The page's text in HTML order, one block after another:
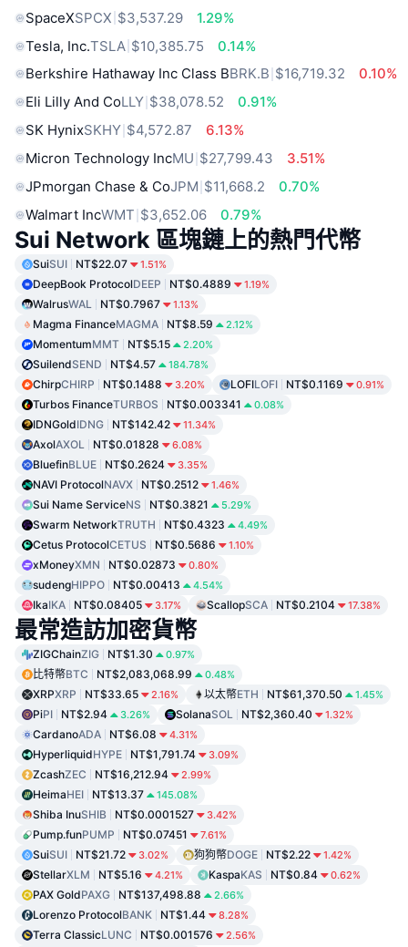
SpaceXSPCX $3,537.29
1.29%
Tesla, Inc.TSLA $10,385.75
0.14%
Berkshire Hathaway Inc Class BBRK.B $16,719.32
0.10%
Eli Lilly And CoLLY $38,078.52
0.91%
SK HynixSKHY $4,572.87
6.13%
Micron Technology IncMU $27,799.43
3.51%
JPmorgan Chase & CoJPM $11,668.2
0.70%
Walmart IncWMT $3,652.06 0.79%
Sui Network 區塊鏈上的熱門代幣
SuiSUI NT$22.07 1.51%
DeepBook ProtocolDEEP NT$0.4889 1.19%
WalrusWAL NT$0.7967 1.13%
Magma FinanceMAGMA NT$8.59 2.12%
MomentumMMT NT$5.15 2.20%
SuilendSEND NT$4.57 184.78%
ChirpCHIRP NT$0.1488 3.20% LOFILOFI NT$0.1169 0.91%
Turbos FinanceTURBOS NT$0.003341 0.08%
IDNGoldIDNG NT$142.42 11.34%
AxolAXOL NT$0.01828 6.08%
BluefinBLUE NT$0.2624 3.35%
NAVI ProtocolNAVX NT$0.2512 1.46%
Sui Name ServiceNS NT$0.3821 5.29%
Swarm NetworkTRUTH NT$0.4323 4.49%
Cetus ProtocolCETUS NT$0.5686 1.10%
xMoneyXMN NT$0.02873 0.80%
sudengHIPPO NT$0.00413 4.54%
IkaIKA NT$0.08405 3.17% ScallopSCA NT$0.2104 17.38%
最常造訪加密貨幣
ZIGChainZIG NT$1.30 0.97%
比特幣BTC NT$2,083,068.99 0.48%
XRPXRP NT$33.65 2.16% 以太幣ETH NT$61,370.50 1.45%
PiPI NT$2.94 3.26% SolanaSOL NT$2,360.40 1.32%
CardanoADA NT$6.08 4.31%
HyperliquidHYPE NT$1,791.74 3.09%
ZcashZEC NT$16,212.94 2.99%
HeimaHEI NT$13.37 145.08%
Shiba InuSHIB NT$0.0001527 3.42%
Pump.funPUMP NT$0.07451 7.61%
SuiSUI NT$21.72 3.02% 狗狗幣DOGE NT$2.22 1.42%
StellarXLM NT$5.16 4.21% KaspaKAS NT$0.84 0.62%
PAX GoldPAXG NT$137,498.88 2.66%
Lorenzo ProtocolBANK NT$1.44 8.28%
Terra ClassicLUNC NT$0.001576 2.56%